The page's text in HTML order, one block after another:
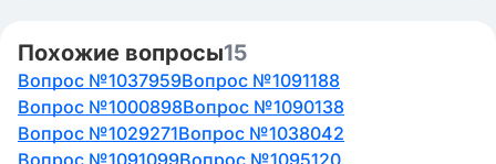
Похожие вопросы15
Вопрос №1037959Вопрос №1091188
Вопрос №1000898Вопрос №1090138
Вопрос №1029271Вопрос №1038042
Вопрос №1091099Вопрос №1095120